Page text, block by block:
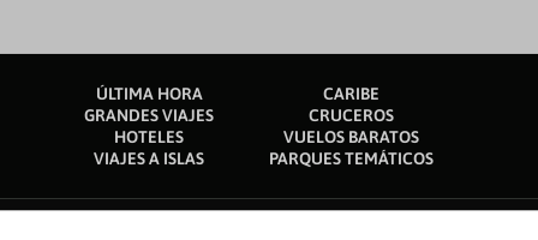
ÚLTIMA HORA
CARIBE
GRANDES VIAJES
CRUCEROS
HOTELES
VUELOS BARATOS
VIAJES A ISLAS
PARQUES TEMÁTICOS